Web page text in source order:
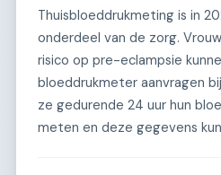
Thuisbloeddrukmeting is in
onderdeel van de zorg.
risico op pre-eclampsie
bloeddrukmeter aanvragen
ze gedurende 24 uur hun
meten en deze gegevens